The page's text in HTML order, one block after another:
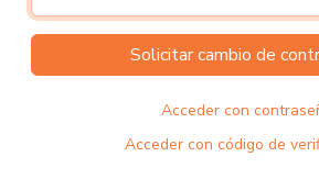
Solicitar cambio de
Acceder con
Acceder con código de